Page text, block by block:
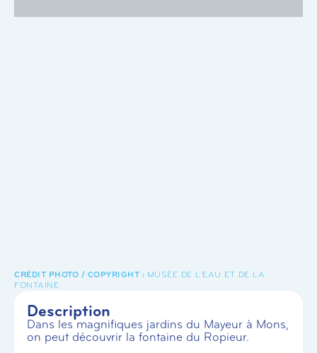
MUSÉE DE L'EAU ET DE LA
FONTAINE
Description
Dans les magnifiques jardins du Mayeur à Mons,
on peut découvrir la fontaine du Ropieur.